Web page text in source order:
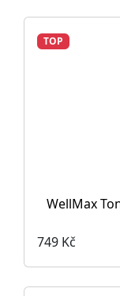
TOP
WellMax
749 Kč